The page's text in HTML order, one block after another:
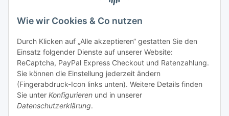
von 09:00 - 13:00 Uhr
Tel: +49 (0) 5132 8230689
Fax: +49 (0) 5132 8230693
E-Mail:mail@texcorner.de
Wie wir Cookies & Co nutzen
Durch Klicken auf „Alle akzeptieren“ gestatten Sie den
Einsatz folgender Dienste auf unserer Website:
ReCaptcha, PayPal Express Checkout und Ratenzahlung.
Sie können die Einstellung jederzeit ändern
(Fingerabdruck-Icon links unten). Weitere Details finden
Sie unter Konfigurieren und in unserer
Datenschutzerklärung.